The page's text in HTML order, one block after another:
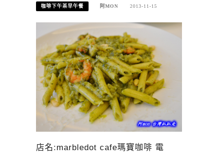
咖啡下午茶早午餐 阿MON 2013-11-15
店名:marbledot cafe瑪寶咖啡 電